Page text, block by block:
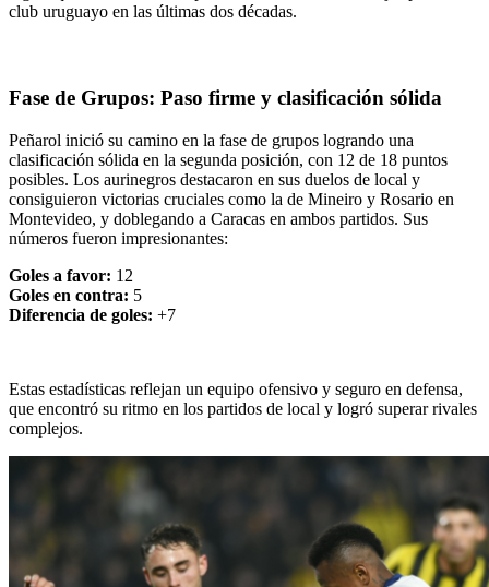
club uruguayo en las últimas dos décadas.
Fase de Grupos: Paso firme y clasificación sólida
Peñarol inició su camino en la fase de grupos logrando una
clasificación sólida en la segunda posición, con 12 de 18 puntos
posibles. Los aurinegros destacaron en sus duelos de local y
consiguieron victorias cruciales como la de Mineiro y Rosario en
Montevideo, y doblegando a Caracas en ambos partidos. Sus
números fueron impresionantes:
Goles a favor: 12
Goles en contra: 5
Diferencia de goles: +7
Estas estadísticas reflejan un equipo ofensivo y seguro en defensa,
que encontró su ritmo en los partidos de local y logró superar rivales
complejos.